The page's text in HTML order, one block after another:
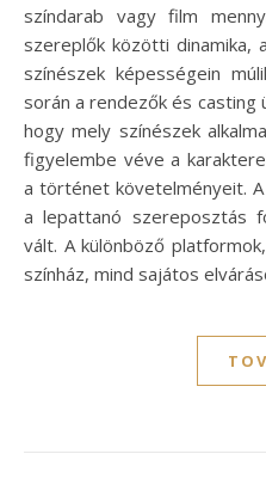
színdarab vagy film
szereplők közötti dinamika,
színészek képességein
során a rendezők és casting
hogy mely színészek
figyelembe véve a
a történet követelményeit.
a lepattanó szereposztás
vált. A különböző
színház, mind sajátos